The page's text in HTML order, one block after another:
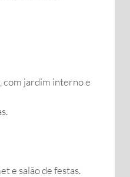
com jardim interno e
e salão de festas.